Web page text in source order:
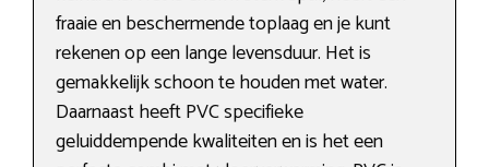
fraaie en beschermende toplaag en je kunt
rekenen op een lange levensduur. Het is
gemakkelijk schoon te houden met water.
Daarnaast heeft PVC specifieke
geluiddempende kwaliteiten en is het een